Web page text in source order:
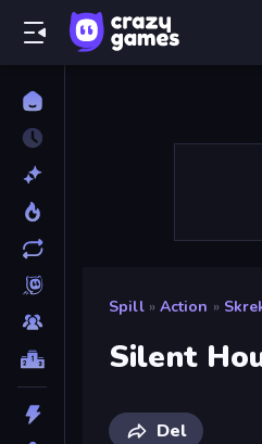
Spill » Action »
Silent
Del